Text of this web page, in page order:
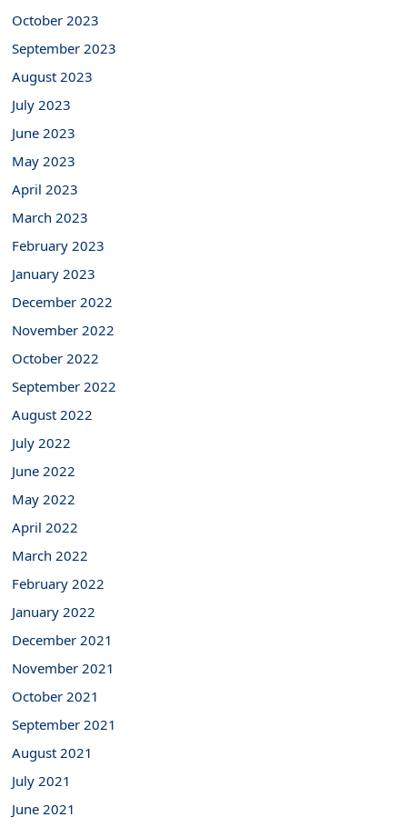
October 2023
September 2023
August 2023
July 2023
June 2023
May 2023
April 2023
March 2023
February 2023
January 2023
December 2022
November 2022
October 2022
September 2022
August 2022
July 2022
June 2022
May 2022
April 2022
March 2022
February 2022
January 2022
December 2021
November 2021
October 2021
September 2021
August 2021
July 2021
June 2021